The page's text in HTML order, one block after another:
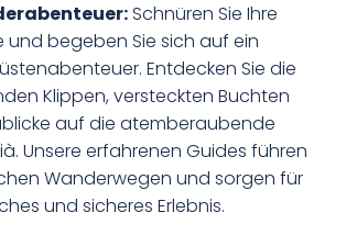
Schnüren Sie Ihre
und begeben Sie sich auf ein
Entdecken Sie die
Klippen, versteckten Buchten
auf die atemberaubende
Unsere erfahrenen Guides führen
Wanderwegen und sorgen für
und sicheres Erlebnis.